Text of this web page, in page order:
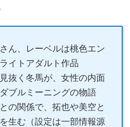
ん、レーベルは桃色エン
イトアダルト作品
抜く冬馬が、女性の内面
ブルミーニングの物語
の関係で、拓也や美空と
生む（設定は一部情報源